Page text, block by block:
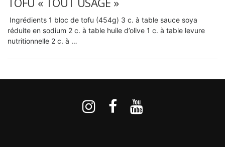
Ingrédients 1 bloc de tofu (454g) 3 c. à table sauce soya
réduite en sodium 2 c. à table huile d’olive 1 c. à table levure
nutritionnelle 2 c. à …